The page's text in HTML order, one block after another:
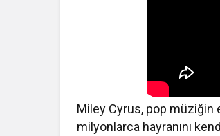
Miley Cyrus, pop müziğin
milyonlarca hayranını